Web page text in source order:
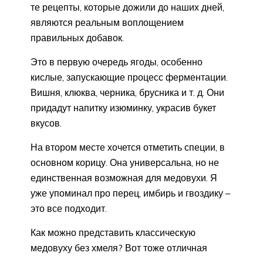
те рецепты, которые дожили до наших дней,
являются реальным воплощением
правильных добавок.
Это в первую очередь ягоды, особенно
кислые, запускающие процесс ферментации.
Вишня, клюква, черника, брусника и т. д. Они
придадут напитку изюминку, украсив букет
вкусов.
На втором месте хочется отметить специи, в
основном корицу. Она универсальна, но не
единственная возможная для медовухи. Я
уже упоминал про перец, имбирь и гвоздику –
это все подходит.
Как можно представить классическую
медовуху без хмеля? Вот тоже отличная